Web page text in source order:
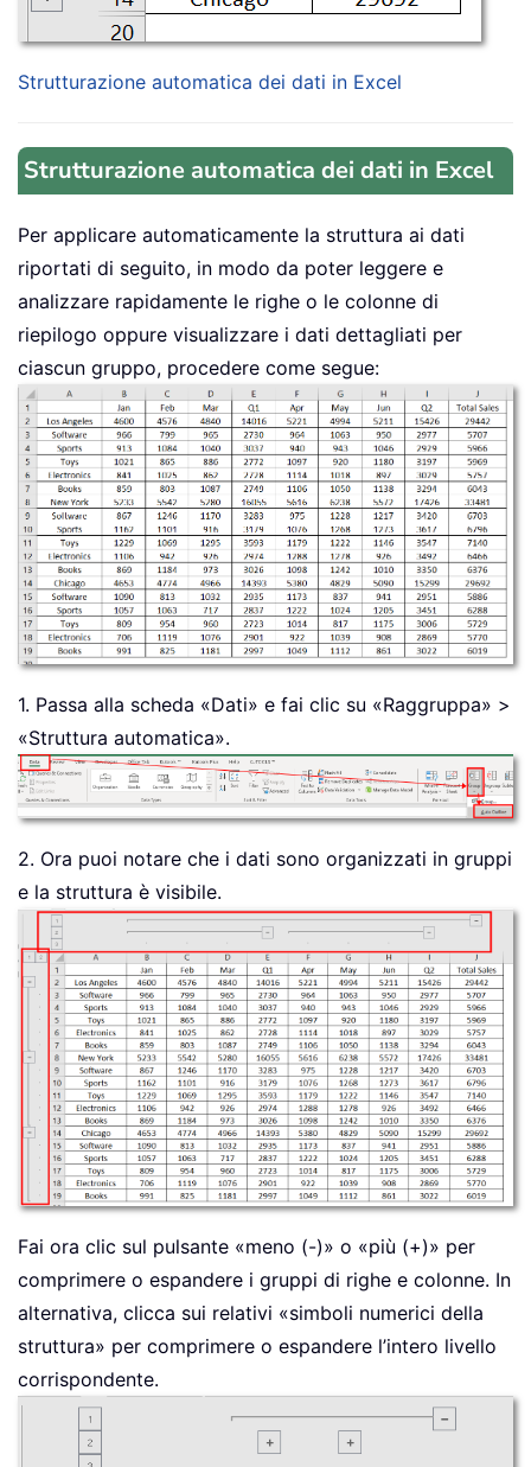
Strutturazione automatica dei dati in Excel
Strutturazione automatica dei dati in Excel
Per applicare automaticamente la struttura ai dati
riportati di seguito, in modo da poter leggere e
analizzare rapidamente le righe o le colonne di
riepilogo oppure visualizzare i dati dettagliati per
ciascun gruppo, procedere come segue:
1. Passa alla scheda «Dati» e fai clic su «Raggruppa» >
«Struttura automatica».
2. Ora puoi notare che i dati sono organizzati in gruppi
e la struttura è visibile.
Fai ora clic sul pulsante «meno (-)» o «più (+)» per
comprimere o espandere i gruppi di righe e colonne. In
alternativa, clicca sui relativi «simboli numerici della
struttura» per comprimere o espandere l’intero livello
corrispondente.